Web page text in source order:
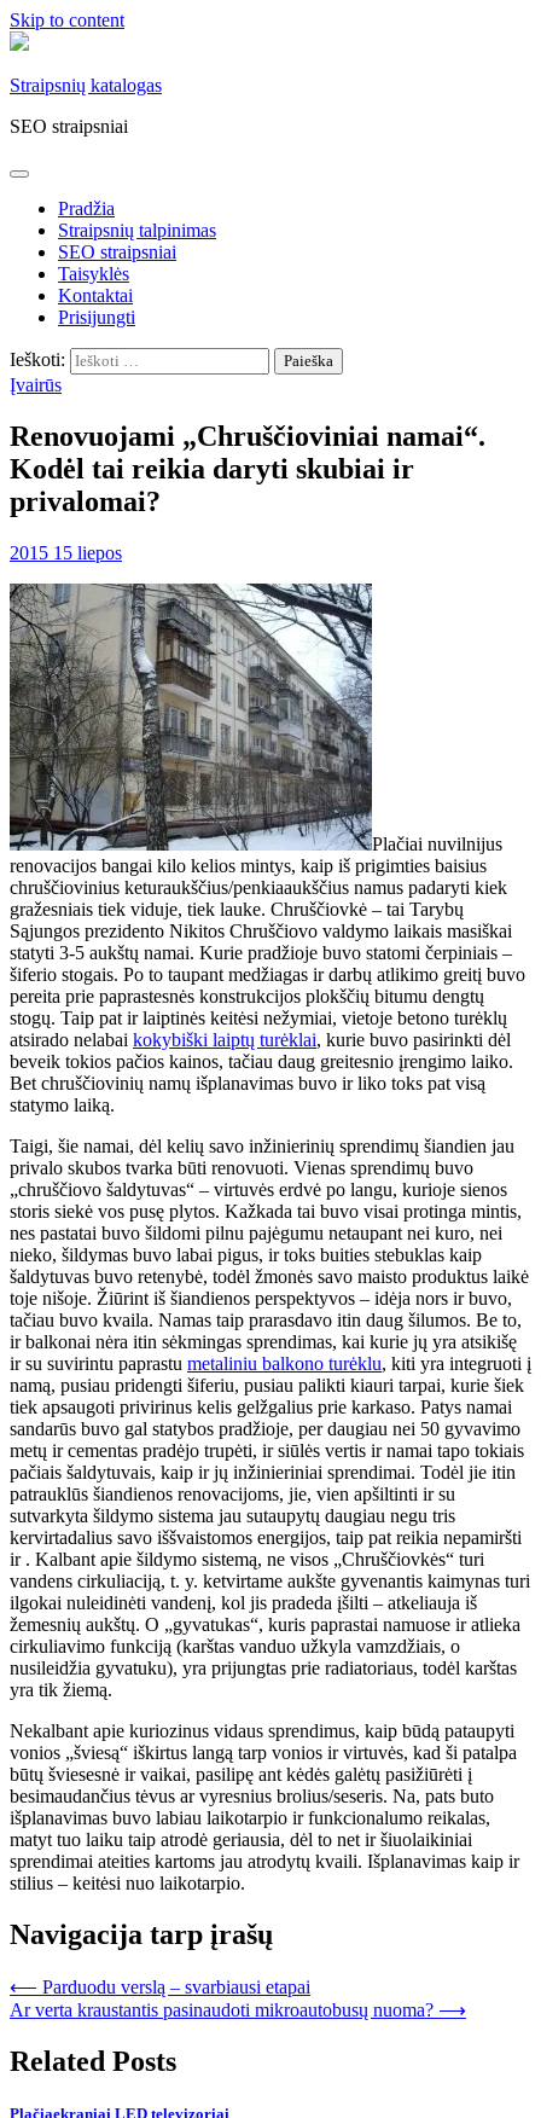
Skip to content
Straipsnių katalogas
SEO straipsniai
Pradžia
Straipsnių talpinimas
SEO straipsniai
Taisyklės
Kontaktai
Prisijungti
Ieškoti:
Įvairūs
Renovuojami „Chruščioviniai namai“.
Kodėl tai reikia daryti skubiai ir
privalomai?
2015 15 liepos
Plačiai nuvilnijus
renovacijos bangai kilo kelios mintys, kaip iš prigimties baisius
chruščiovinius keturaukščius/penkiaaukščius namus padaryti kiek
gražesniais tiek viduje, tiek lauke. Chruščiovkė – tai Tarybų
Sąjungos prezidento Nikitos Chruščiovo valdymo laikais masiškai
statyti 3-5 aukštų namai. Kurie pradžioje buvo statomi čerpiniais –
šiferio stogais. Po to taupant medžiagas ir darbų atlikimo greitį buvo
pereita prie paprastesnės konstrukcijos plokščių bitumu dengtų
stogų. Taip pat ir laiptinės keitėsi nežymiai, vietoje betono turėklų
atsirado nelabai kokybiški laiptų turėklai, kurie buvo pasirinkti dėl
beveik tokios pačios kainos, tačiau daug greitesnio įrengimo laiko.
Bet chruščiovinių namų išplanavimas buvo ir liko toks pat visą
statymo laiką.
Taigi, šie namai, dėl kelių savo inžinierinių sprendimų šiandien jau
privalo skubos tvarka būti renovuoti. Vienas sprendimų buvo
„chruščiovo šaldytuvas“ – virtuvės erdvė po langu, kurioje sienos
storis siekė vos pusę plytos. Kažkada tai buvo visai protinga mintis,
nes pastatai buvo šildomi pilnu pajėgumu netaupant nei kuro, nei
nieko, šildymas buvo labai pigus, ir toks buities stebuklas kaip
šaldytuvas buvo retenybė, todėl žmonės savo maisto produktus laikė
toje nišoje. Žiūrint iš šiandienos perspektyvos – idėja nors ir buvo,
tačiau buvo kvaila. Namas taip prarasdavo itin daug šilumos. Be to,
ir balkonai nėra itin sėkmingas sprendimas, kai kurie jų yra atsikišę
ir su suvirintu paprastu metaliniu balkono turėklu, kiti yra integruoti į
namą, pusiau pridengti šiferiu, pusiau palikti kiauri tarpai, kurie šiek
tiek apsaugoti privirinus kelis gelžgalius prie karkaso. Patys namai
sandarūs buvo gal statybos pradžioje, per daugiau nei 50 gyvavimo
metų ir cementas pradėjo trupėti, ir siūlės vertis ir namai tapo tokiais
pačiais šaldytuvais, kaip ir jų inžinieriniai sprendimai. Todėl jie itin
patrauklūs šiandienos renovacijoms, jie, vien apšiltinti ir su
sutvarkyta šildymo sistema jau sutaupytų daugiau negu tris
kervirtadalius savo iššvaistomos energijos, taip pat reikia nepamiršti
ir . Kalbant apie šildymo sistemą, ne visos „Chruščiovkės“ turi
vandens cirkuliaciją, t. y. ketvirtame aukšte gyvenantis kaimynas turi
ilgokai nuleidinėti vandenį, kol jis pradeda įšilti – atkeliauja iš
žemesnių aukštų. O „gyvatukas“, kuris paprastai namuose ir atlieka
cirkuliavimo funkciją (karštas vanduo užkyla vamzdžiais, o
nusileidžia gyvatuku), yra prijungtas prie radiatoriaus, todėl karštas
yra tik žiemą.
Nekalbant apie kuriozinus vidaus sprendimus, kaip būdą pataupyti
vonios „šviesą“ iškirtus langą tarp vonios ir virtuvės, kad ši patalpa
būtų šviesesnė ir vaikai, pasilipę ant kėdės galėtų pasižiūrėti į
besimaudančius tėvus ar vyresnius brolius/seseris. Na, pats buto
išplanavimas buvo labiau laikotarpio ir funkcionalumo reikalas,
matyt tuo laiku taip atrodė geriausia, dėl to net ir šiuolaikiniai
sprendimai ateities kartoms jau atrodytų kvaili. Išplanavimas kaip ir
stilius – keitėsi nuo laikotarpio.
Navigacija tarp įrašų
⟵ Parduodu verslą – svarbiausi etapai
Ar verta kraustantis pasinaudoti mikroautobusų nuoma? ⟶
Related Posts
Plačiaekraniai LED televizoriai